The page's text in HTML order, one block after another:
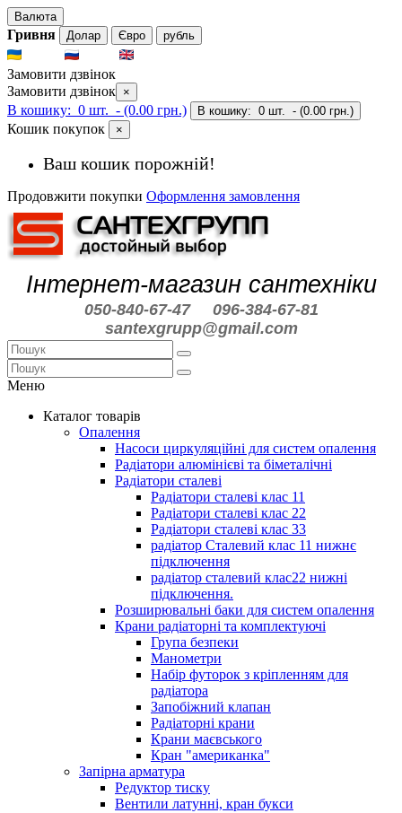
Валюта
Гривня Долар Євро рубль
Замовити дзвінок
Замовити дзвінок ×
В кошику: 0 шт. - (0.00 грн.) В кошику: 0 шт. - (0.00 грн.)
Кошик покупок ×
Ваш кошик порожній!
Продовжити покупки Оформлення замовлення
Інтернет-магазин сантехніки
050-840-67-47
096-384-67-81
santexgrupp@gmail.com
Меню
Каталог товарів
Опалення
Насоси циркуляційні для систем опалення
Радіатори алюмінієві та біметалічні
Радіатори сталеві
Радіатори сталеві клас 11
Радіатори сталеві клас 22
Радіатори сталеві клас 33
радіатор Сталевий клас 11 нижнє
підключення
радіатор сталевий клас22 нижні
підключення.
Розширювальні баки для систем опалення
Крани радіаторні та комплектуючі
Група безпеки
Манометри
Набір футорок з кріпленням для
радіатора
Запобіжний клапан
Радіаторні крани
Крани маєвського
Кран "американка"
Запірна арматура
Редуктор тиску
Вентили латунні, кран букси